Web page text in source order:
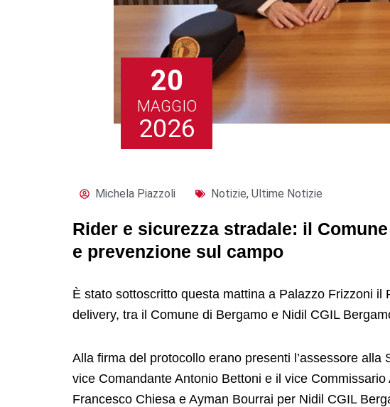
20
MAGGIO
2026
Michela Piazzoli Notizie, Ultime Notizie
Rider e sicurezza stradale: il
e prevenzione sul campo
È stato sottoscritto questa mattina a Palazzo Frizzoni
delivery, tra il Comune di Bergamo e Nidil CGIL
Alla firma del protocollo erano presenti l’assessore alla
vice Comandante Antonio Bettoni e il vice
Francesco Chiesa e Ayman Bourrai per Nidil CGIL